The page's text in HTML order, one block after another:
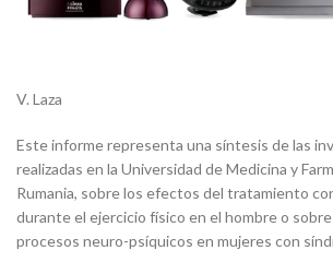
V. Laza
Este informe representa una síntesis de las
realizadas en la Universidad de Medicina y
Rumania, sobre los efectos del tratamiento
durante el ejercicio físico en el hombre o
procesos neuro-psíquicos en mujeres con